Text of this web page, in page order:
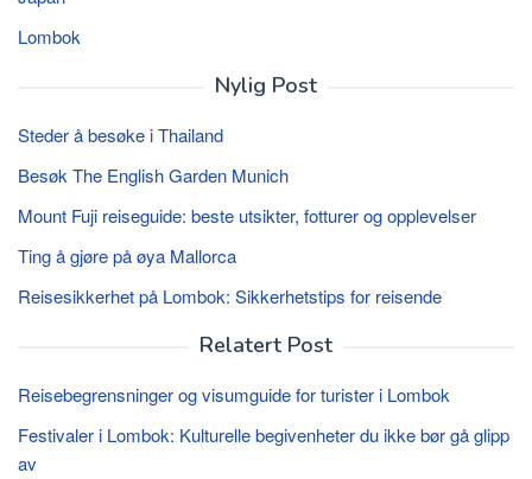
Lombok
Nylig Post
Steder å besøke i Thailand
Besøk The English Garden Munich
Mount Fuji reiseguide: beste utsikter, fotturer og opplevelser
Ting å gjøre på øya Mallorca
Reisesikkerhet på Lombok: Sikkerhetstips for reisende
Relatert Post
Reisebegrensninger og visumguide for turister i Lombok
Festivaler i Lombok: Kulturelle begivenheter du ikke bør gå glipp
av